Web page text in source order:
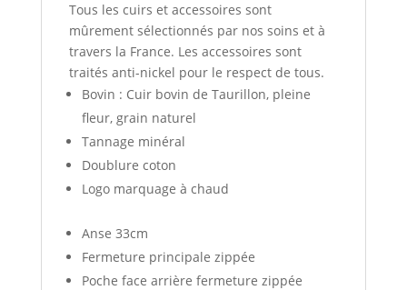
Tous les cuirs et accessoires sont
mûrement sélectionnés par nos soins et à
travers la France. Les accessoires sont
traités anti-nickel pour le respect de tous.
Bovin : Cuir bovin de Taurillon, pleine
fleur, grain naturel
Tannage minéral
Doublure coton
Logo marquage à chaud
Anse 33cm
Fermeture principale zippée
Poche face arrière fermeture zippée